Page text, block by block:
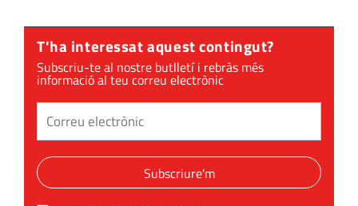
T'ha interessat aquest contingut?
Subscriu-te al nostre butlletí i rebràs més
informació al teu correu electrònic
Subscriure'm